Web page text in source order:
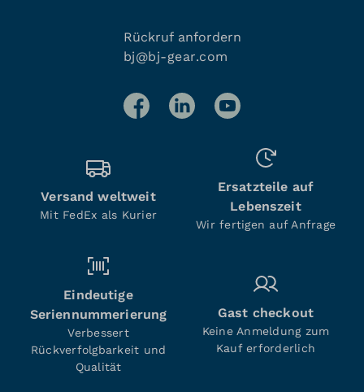
Rückruf anfordern
bj@bj-gear.com
Versand weltweit
Mit FedEx als Kurier
Ersatzteile auf
Lebenszeit
Wir fertigen auf Anfrage
Eindeutige
Seriennummerierung
Verbessert
Rückverfolgbarkeit und
Qualität
Gast checkout
Keine Anmeldung zum
Kauf erforderlich